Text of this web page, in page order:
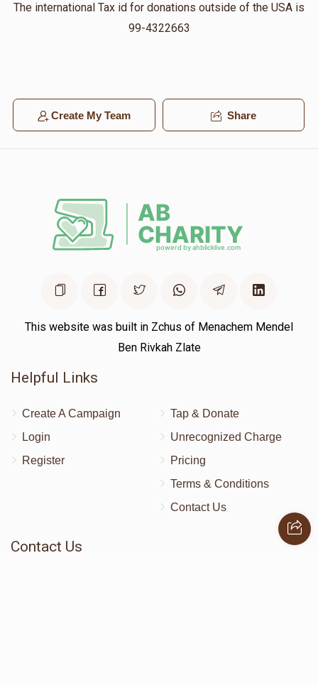
The international Tax id for donations outside of the USA is
99-4322663
Create My Team Share
This website was built in Zchus of Menachem Mendel
Ben Rivkah Zlate
Helpful Links
Create A Campaign
Login
Register
Tap & Donate
Unrecognized Charge
Pricing
Terms & Conditions
Contact Us
Contact Us